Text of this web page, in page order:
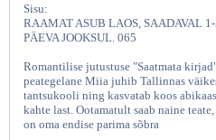
Sisu:
RAAMAT ASUB LAOS, SAADAVAL
PÄEVA JOOKSUL. 065
Romantilise jutustuse "Saatmata
peategelane Miia juhib Tallinnas
tantsukooli ning kasvatab koos
kahte last. Ootamatult saab naine
on oma endise parima sõbra